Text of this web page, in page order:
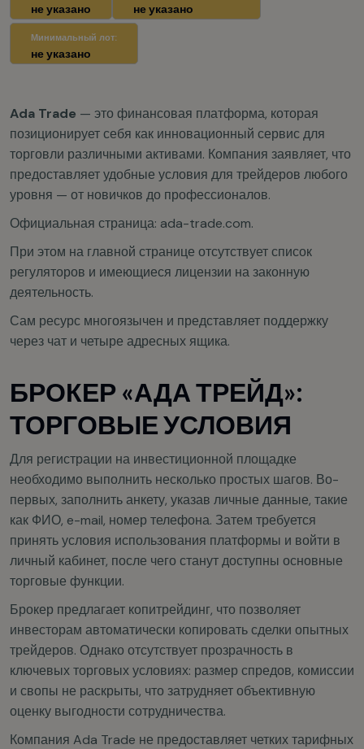
не указано не указано
Минимальный лот:
не указано
Ada Trade — это финансовая платформа, которая
позиционирует себя как инновационный сервис для
торговли различными активами. Компания заявляет, что
предоставляет удобные условия для трейдеров любого
уровня — от новичков до профессионалов.
Официальная страница: ada-trade.com.
При этом на главной странице отсутствует список
регуляторов и имеющиеся лицензии на законную
деятельность.
Сам ресурс многоязычен и представляет поддержку
через чат и четыре адресных ящика.
БРОКЕР «АДА ТРЕЙД»:
ТОРГОВЫЕ УСЛОВИЯ
Для регистрации на инвестиционной площадке
необходимо выполнить несколько простых шагов. Во-
первых, заполнить анкету, указав личные данные, такие
как ФИО, e-mail, номер телефона. Затем требуется
принять условия использования платформы и войти в
личный кабинет, после чего станут доступны основные
торговые функции.
Брокер предлагает копитрейдинг, что позволяет
инвесторам автоматически копировать сделки опытных
трейдеров. Однако отсутствует прозрачность в
ключевых торговых условиях: размер спредов, комиссии
и свопы не раскрыты, что затрудняет объективную
оценку выгодности сотрудничества.
Компания Ada Trade не предоставляет четких тарифных